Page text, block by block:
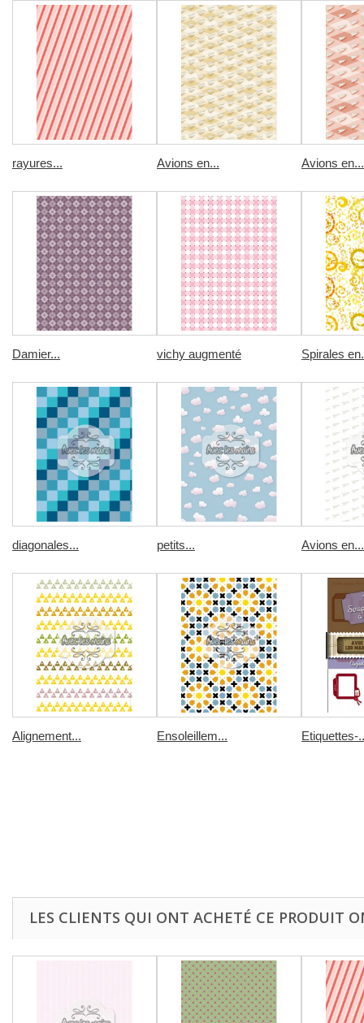
rayures... Avions en... Avions en...
Damier... vichy augmenté Spirales
diagonales... petits... Avions en...
Alignement... Ensoleillem... Etiquettes-
LES CLIENTS QUI ONT ACHETÉ CE PRODUIT